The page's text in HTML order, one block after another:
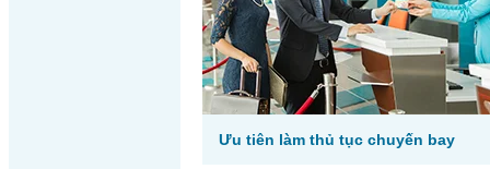
Ưu tiên làm thủ tục chuyến bay